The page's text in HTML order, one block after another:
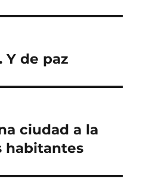
Y de paz
ciudad a la
habitantes